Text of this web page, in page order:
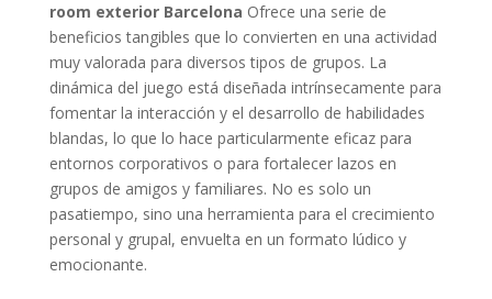
room exterior Barcelona Ofrece una serie de
beneficios tangibles que lo convierten en una actividad
muy valorada para diversos tipos de grupos. La
dinámica del juego está diseñada intrínsecamente para
fomentar la interacción y el desarrollo de habilidades
blandas, lo que lo hace particularmente eficaz para
entornos corporativos o para fortalecer lazos en
grupos de amigos y familiares. No es solo un
pasatiempo, sino una herramienta para el crecimiento
personal y grupal, envuelta en un formato lúdico y
emocionante.